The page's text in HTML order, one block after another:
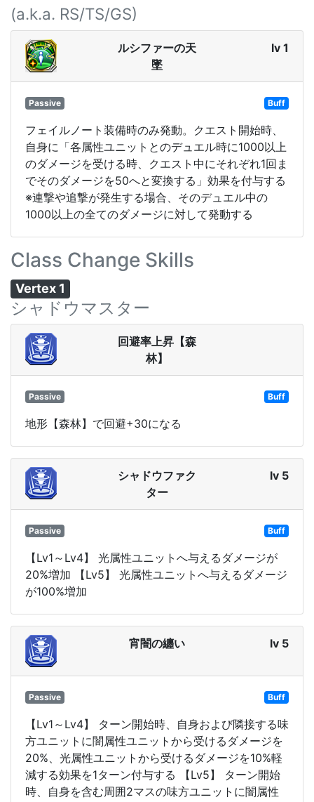
(a.k.a. RS/TS/GS)
ルシファーの天
墜
lv 1
Passive Buff
フェイルノート装備時のみ発動。クエスト開始時、
自身に「各属性ユニットとのデュエル時に1000以上
のダメージを受ける時、クエスト中にそれぞれ1回ま
でそのダメージを50へと変換する」効果を付与する
※連撃や追撃が発生する場合、そのデュエル中の
1000以上の全てのダメージに対して発動する
Class Change Skills
Vertex 1
シャドウマスター
回避率上昇【森
林】
Passive Buff
地形【森林】で回避+30になる
シャドウファク
ター
lv 5
Passive Buff
【Lv1～Lv4】 光属性ユニットへ与えるダメージが
20%増加 【Lv5】 光属性ユニットへ与えるダメージ
が100%増加
宵闇の纏い lv 5
Passive Buff
【Lv1～Lv4】 ターン開始時、自身および隣接する味
方ユニットに闇属性ユニットから受けるダメージを
20%、光属性ユニットから受けるダメージを10%軽
減する効果を1ターン付与する 【Lv5】 ターン開始
時、自身を含む周囲2マスの味方ユニットに闇属性